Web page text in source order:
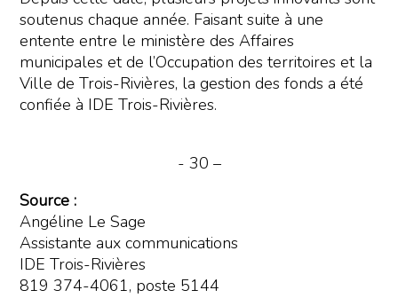
soutenus chaque année. Faisant suite à une
entente entre le ministère des Affaires
municipales et de l’Occupation des territoires et la
Ville de Trois-Rivières, la gestion des fonds a été
confiée à IDE Trois-Rivières.
- 30 –
Source :
Angéline Le Sage
Assistante aux communications
IDE Trois-Rivières
819 374-4061, poste 5144